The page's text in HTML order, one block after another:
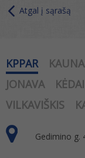
Atgal į sąrašą
KPPAR
JONAVA
VILKAVIŠKIS
Gedimino g.